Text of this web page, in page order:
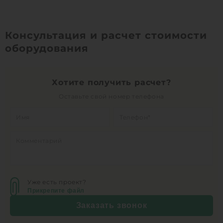
Консультация и расчет стоимости
оборудования
Хотите получить расчет?
Уже есть проект?
Прикрепите файл
Заказать звонок